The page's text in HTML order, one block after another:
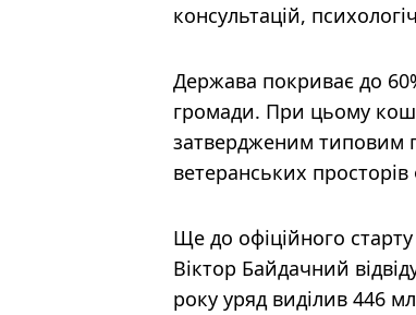
консультацій,
Держава покриває до
громади. При цьому
затвердженим типовим
ветеранських
Ще до офіційного
Віктор Байдачний
року уряд виділив 446